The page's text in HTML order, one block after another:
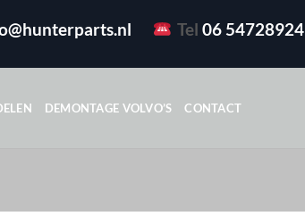
Tel 06 54728924
DEMONTAGE VOLVO’S CONTACT